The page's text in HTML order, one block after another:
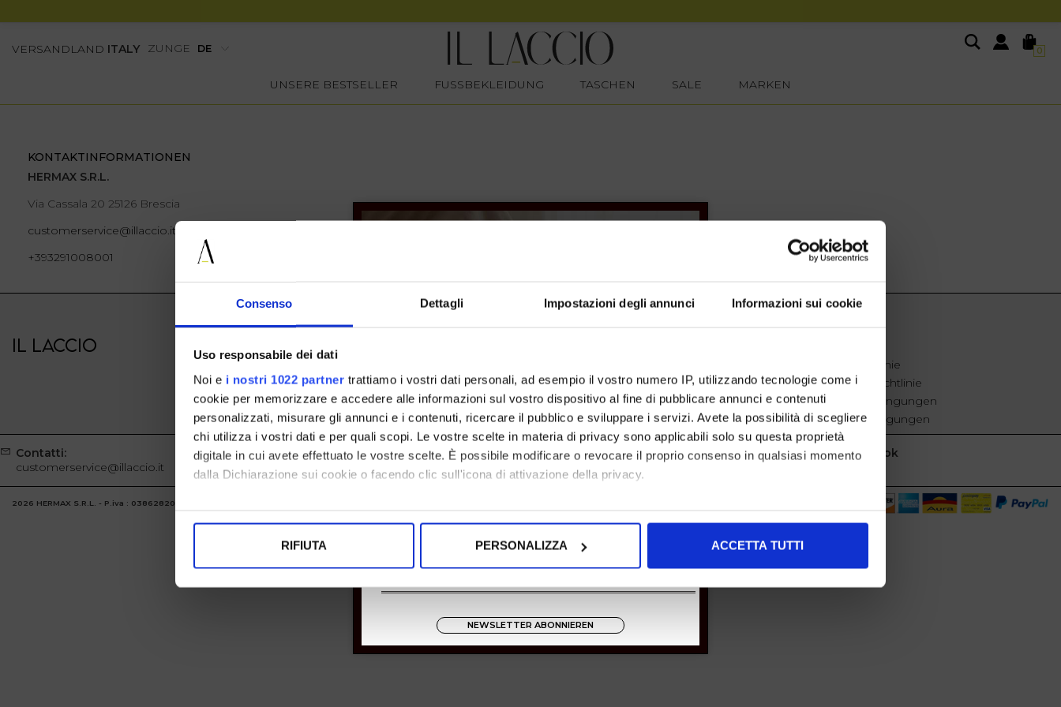
Consenso Dettagli Impostazioni degli annunci Informazioni sui cookie
Uso responsabile dei dati
Noi e i nostri 1022 partner trattiamo i vostri dati personali, ad esempio il vostro numero IP, utilizzando tecnologie come i
cookie per memorizzare e accedere alle informazioni sul vostro dispositivo al fine di pubblicare annunci e contenuti
personalizzati, misurare gli annunci e i contenuti, ricercare il pubblico e sviluppare i servizi. Avete la possibilità di scegliere
chi utilizza i vostri dati e per quali scopi. Le vostre scelte in materia di privacy sono applicabili solo su questa proprietà
digitale in cui avete effettuato le vostre scelte. È possibile modificare o revocare il proprio consenso in qualsiasi momento
dalla Dichiarazione sui cookie o facendo clic sull'icona di attivazione della privacy.
Con il tuo consenso, vorremmo anche:
Identificare il tuo dispositivo, scansionandolo attivamente alla ricerca di caratteristiche specifiche (impronte
digitali).
Approfondisci come vengono elaborati i tuoi dati personali e imposta le tue preferenze nella
RIFIUTA PERSONALIZZA ACCETTA TUTTI
VERSANDLAND ITALY ZUNGE 0
UNSERE BESTSELLER FUSSBEKLEIDUNG TASCHEN SALE MARKEN
KONTAKTINFORMATIONEN
HERMAX S.R.L.
Via Cassala 20 25126 Brescia
customerservice@illaccio.it
+393291008001
IL LACCIO
Zahlungen
Versand
Cookie-Richtlinie
Datenschutzrichtlinie
Geschäftsbedingungen
Verkaufsbedingungen
Contatti:
customerservice@illaccio.it
Whatsapp
+393291008001
Instagram Facebook
2026 HERMAX S.R.L. - P.iva : 03862820986 Powered by
NEWSLETTER ABONNIEREN